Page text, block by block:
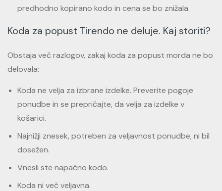
predhodno kopirano kodo in cena se bo znižala.
Koda za popust Tirendo ne deluje. Kaj storiti?
Obstaja več razlogov, zakaj koda za popust morda ne bo
delovala:
Koda ne velja za izbrane izdelke. Preverite pogoje
ponudbe in se prepričajte, da velja za izdelke v
košarici.
Najnižji znesek, potreben za veljavnost ponudbe, ni bil
dosežen.
Vnesli ste napačno kodo.
Koda ni več veljavna.